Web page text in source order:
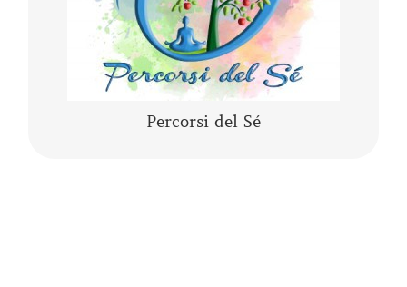
Percorsi del Sé
CONTINUA A LEGGERE